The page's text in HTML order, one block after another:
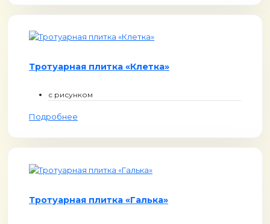
Тротуарная плитка «Клетка»
с рисунком
Подробнее
Тротуарная плитка «Галька»